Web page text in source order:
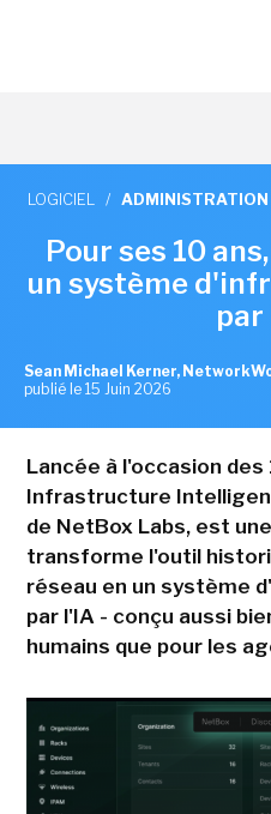
LOGICIEL / ADMINISTRATION
Pour ses 10
un système
par
Sean Michael Kerner,
publié le 15 Juin 2026
Lancée à l'occasion des
Infrastructure
de NetBox Labs, est
transforme l'outil
réseau en un système
par l'IA - conçu aussi
humains que pour les